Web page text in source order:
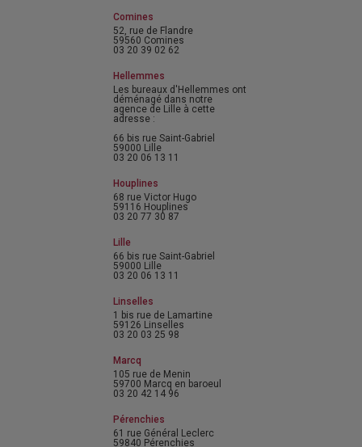
Comines
52, rue de Flandre
59560 Comines
03 20 39 02 62
Hellemmes
Les bureaux d'Hellemmes ont
déménagé dans notre
agence de Lille à cette
adresse :
66 bis rue Saint-Gabriel
59000 Lille
03 20 06 13 11
Houplines
68 rue Victor Hugo
59116 Houplines
03 20 77 30 87
Lille
66 bis rue Saint-Gabriel
59000 Lille
03 20 06 13 11
Linselles
1 bis rue de Lamartine
59126 Linselles
03 20 03 25 98
Marcq
105 rue de Menin
59700 Marcq en baroeul
03 20 42 14 96
Pérenchies
61 rue Général Leclerc
59840 Pérenchies